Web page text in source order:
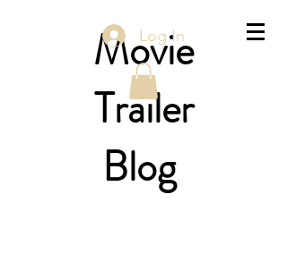
Movie
Trailer
Blog
Log In